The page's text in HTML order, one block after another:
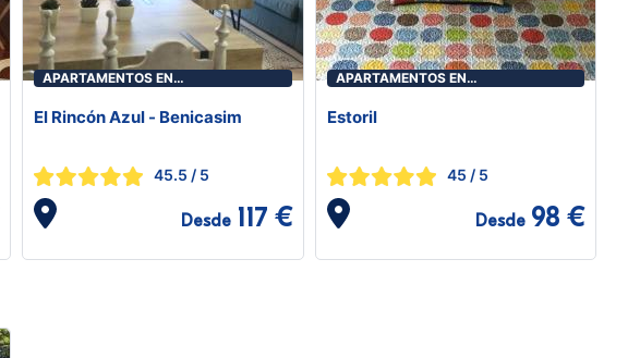
APARTAMENTOS EN
El Rincón Azul - Benicasim
45.5 / 5
Desde 117 €
APARTAMENTOS EN
Estoril
45 / 5
Desde 98 €